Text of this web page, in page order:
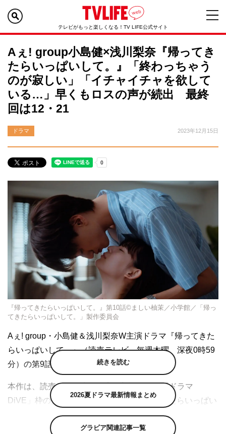
テレビがもっと楽しくなる！TV LIFE公式サイト
Aぇ! group小島健×浅川梨奈『帰ってき
たらいっぱいして。』「終わっちゃう
のが寂しい」「イチャイチャを欲して
いる…」早くもロスの声が続出 最終
回は12・21
ドラマ 2023年12月15日
『帰ってきたらいっぱいして。』第10話©ましい柚茉／小学館／「帰っ
てきたらいっぱいして。」製作委員会
Aぇ! group・小島健＆浅川梨奈W主演ドラマ『帰ってきた
らいっぱいして。』（読売テレビ 毎週木曜 深夜0時59
分）の第9話が、12月14日に放送された。
本作は、読売テレビ木曜深夜に新設された「ドラマ
DiVE」枠の第1弾。ましい柚茉の「帰ってきたらいっぱい
して。～アラサー漫画家、年下リーマンに愛でられる～」
（小学館『＆フラワー』） を原作に、小島健と浅川梨奈
続きを読む
2026夏ドラマ最新情報まとめ
グラビア関連記事一覧